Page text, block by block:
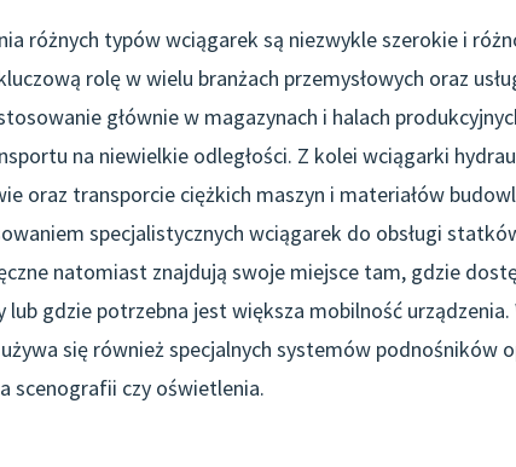
różnych typów wciągarek są niezwykle szerokie i
rolę w wielu branżach przemysłowych oraz
głównie w magazynach i halach
na niewielkie odległości. Z kolei wciągarki
oraz transporcie ciężkich maszyn i materiałów
specjalistycznych wciągarek do obsługi
natomiast znajdują swoje miejsce tam, gdzie
lub gdzie potrzebna jest większa mobilność
się również specjalnych systemów podnośników
scenografii czy oświetlenia.